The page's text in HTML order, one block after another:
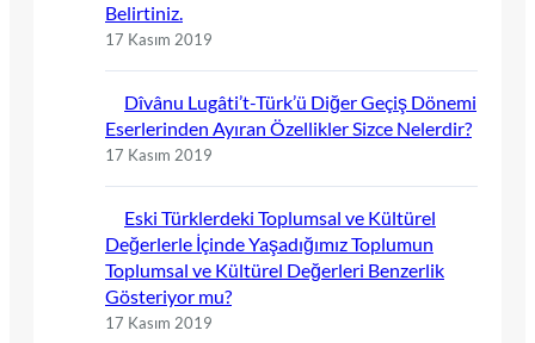
Belirtiniz.
17 Kasım 2019
Dîvânu Lugâti’t-Türk’ü Diğer Geçiş Dönemi
Eserlerinden Ayıran Özellikler Sizce Nelerdir?
17 Kasım 2019
Eski Türklerdeki Toplumsal ve Kültürel
Değerlerle İçinde Yaşadığımız Toplumun
Toplumsal ve Kültürel Değerleri Benzerlik
Gösteriyor mu?
17 Kasım 2019